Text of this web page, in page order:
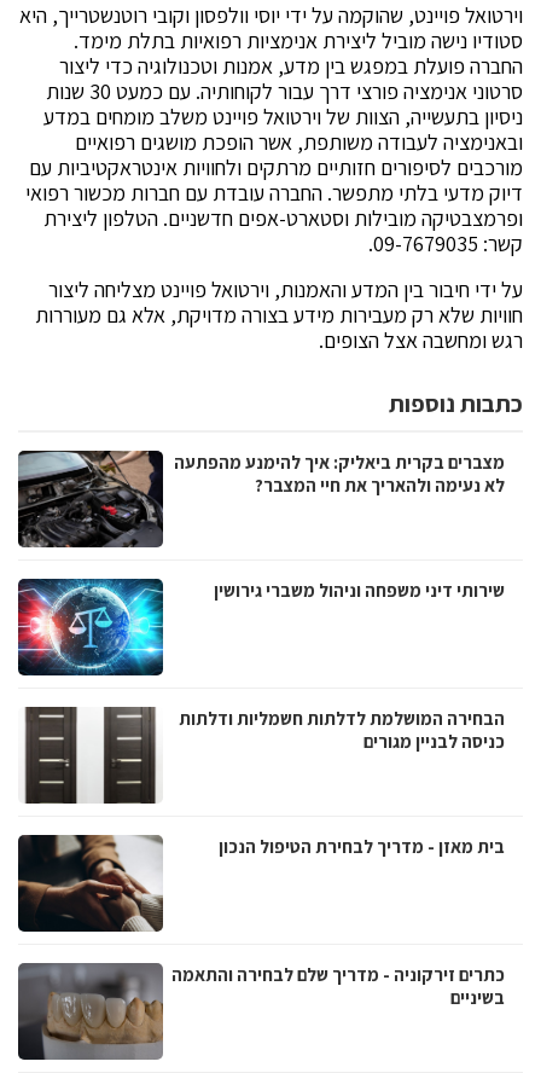
וירטואל פויינט, שהוקמה על ידי יוסי וולפסון וקובי רוטנשטרייך, היא
סטודיו נישה מוביל ליצירת אנימציות רפואיות בתלת מימד.
החברה פועלת במפגש בין מדע, אמנות וטכנולוגיה כדי ליצור
סרטוני אנימציה פורצי דרך עבור לקוחותיה. עם כמעט 30 שנות
ניסיון בתעשייה, הצוות של וירטואל פויינט משלב מומחים במדע
ובאנימציה לעבודה משותפת, אשר הופכת מושגים רפואיים
מורכבים לסיפורים חזותיים מרתקים ולחוויות אינטראקטיביות עם
דיוק מדעי בלתי מתפשר. החברה עובדת עם חברות מכשור רפואי
ופרמצבטיקה מובילות וסטארט-אפים חדשניים. הטלפון ליצירת
קשר: 09-7679035.
על ידי חיבור בין המדע והאמנות, וירטואל פויינט מצליחה ליצור
חוויות שלא רק מעבירות מידע בצורה מדויקת, אלא גם מעוררות
רגש ומחשבה אצל הצופים.
כתבות נוספות
מצברים בקרית ביאליק: איך להימנע מהפתעה
לא נעימה ולהאריך את חיי המצבר?
שירותי דיני משפחה וניהול משברי גירושין
הבחירה המושלמת לדלתות חשמליות ודלתות
כניסה לבניין מגורים
בית מאזן - מדריך לבחירת הטיפול הנכון
כתרים זירקוניה - מדריך שלם לבחירה והתאמה
בשיניים